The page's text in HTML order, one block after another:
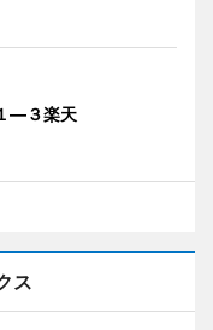
―３楽天
ス